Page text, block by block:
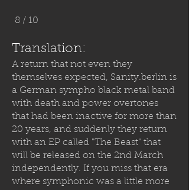
8 / 10
Translation:
A return that not even they
themselves expected, Sanity.berlin is
a German sympho black metal band
with death and power overtones
that had been inactive for more than
20 years, and suddenly they return
with an EP called "The Beast" that
will be released on the 2nd March
independently. If you miss that era
where symphonic was a little more